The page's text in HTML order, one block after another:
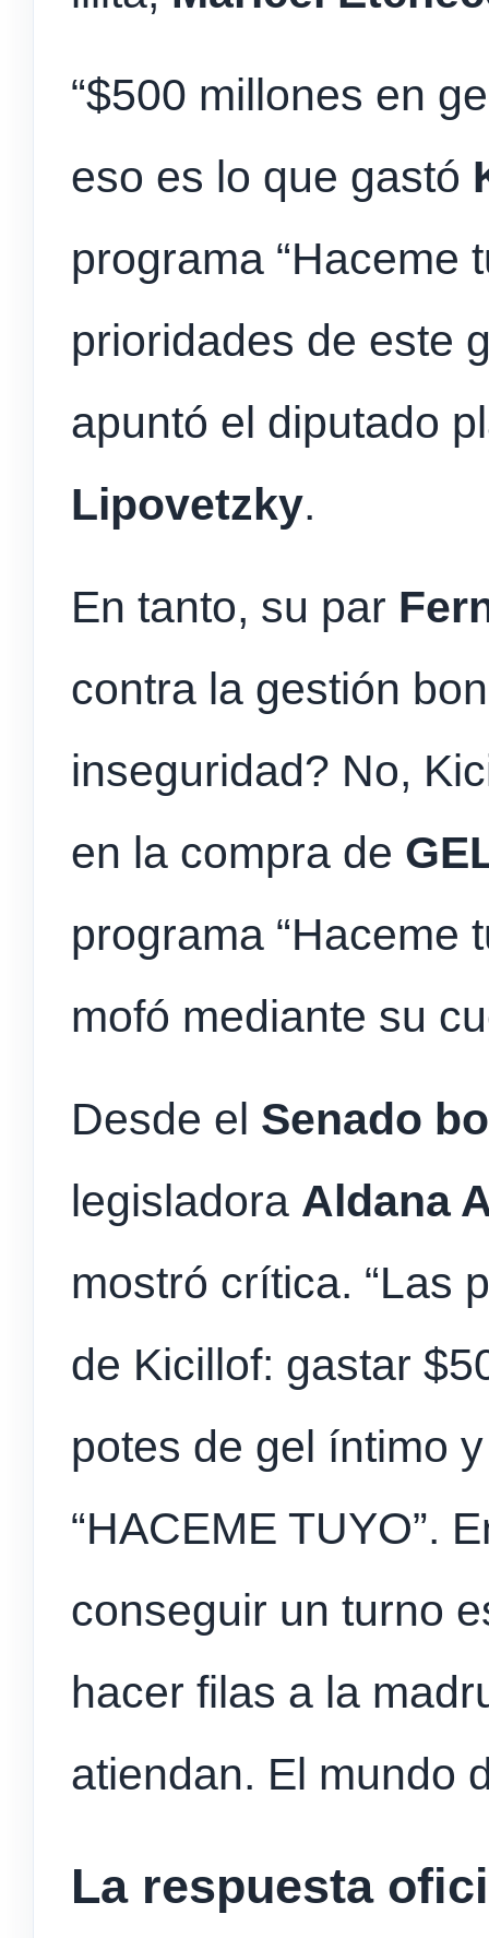
“$500 millones en
eso es lo que gastó
programa “Haceme
prioridades de este
apuntó el diputado
Lipovetzky.
En tanto, su par
contra la gestión
inseguridad? No,
en la compra de
programa “Haceme
mofó mediante su
Desde el Senado
legisladora Aldana
mostró crítica. “Las
de Kicillof: gastar
potes de gel íntimo
“HACEME TUYO”.
conseguir un turno
hacer filas a la
atiendan. El mundo
La respuesta